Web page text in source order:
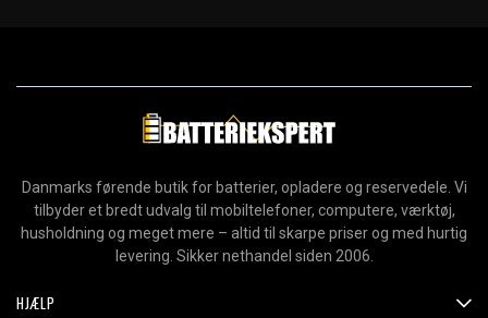
Danmarks førende butik for batterier, opladere og reservedele. Vi
tilbyder et bredt udvalg til mobiltelefoner, computere, værktøj,
husholdning og meget mere – altid til skarpe priser og med hurtig
levering. Sikker nethandel siden 2006.
HJÆLP